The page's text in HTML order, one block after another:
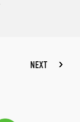
NEXT